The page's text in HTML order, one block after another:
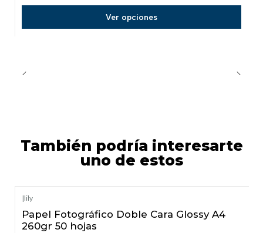
Ver opciones
También podría interesarte
uno de estos
|lily
Papel Fotográfico Doble Cara Glossy A4
260gr 50 hojas